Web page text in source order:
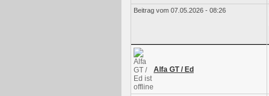
Beitrag vom 07.05.2026 - 08:26
Alfa GT / Ed